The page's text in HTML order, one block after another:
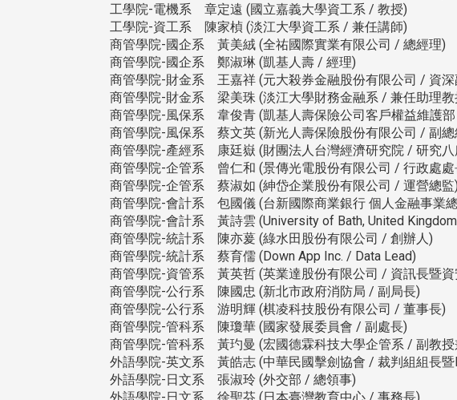
工學院-電機系 章定遠 (國立嘉義大學資工系 / 教授)
工學院-資工系 陳家楨 (淡江大學資工系 / 兼任講師)
商管學院-國企系 黃美絨 (全祐國際實業有限公司 / 總經理)
商管學院-國企系 鄭淑琳 (凱基人壽 / 經理)
商管學院-財金系 王嘉祥 (元大殺券金融股份有限公司 / 資深
商管學院-財金系 梁美珠 (淡江大學財務金融系 / 兼任助理教
商管學院-風保系 韋俊青 (凱基人壽保險公司客戶權益維護
商管學院-風保系 蔡文英 (新光人壽保險股份有限公司 / 副總
商管學院-產經系 康廷嶽 (財團法人台灣經濟研究院 / 研究八
商管學院-企管系 曾仁和 (景傳光電股份有限公司 / 行政處處
商管學院-企管系 蔡淑如 (紳岱企業股份有限公司 / 運營總監
商管學院-會計系 包國儀 (台新國際商業銀行 個人金融事業
商管學院-會計系 黃詩雲 (University of Bath, United
商管學院-統計系 陳亦萲 (綠水田股份有限公司 / 創辦人)
商管學院-統計系 蔡育儒 (Down App Inc. / Data Lead)
商管學院-資管系 黃英哲 (英業達股份有限公司 / 資訊長暨資
商管學院-公行系 陳國忠 (新北市政府消防局 / 副局長)
商管學院-公行系 游明輝 (棋凌科技股份有限公司 / 董事長)
商管學院-管科系 陳瓊華 (國家發展委員會 / 副處長)
商管學院-管科系 黃玓曼 (宏國德霖科技大學企管系 / 副教
外語學院-英文系 黃皓志 (中華民國擊劍協會 / 裁判組組長暨
外語學院-日文系 張淑玲 (外交部 / 總領事)